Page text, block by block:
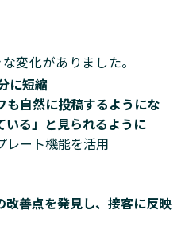
変化がありました。
に短縮
も自然に投稿するようにな
いる」と見られるように
ート機能を活用
改善点を発見し、接客に反映